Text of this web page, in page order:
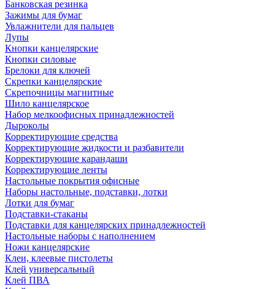
Банковская резинка
Зажимы для бумаг
Увлажнители для пальцев
Лупы
Кнопки канцелярские
Кнопки силовые
Брелоки для ключей
Скрепки канцелярские
Скрепочницы магнитные
Шило канцелярское
Набор мелкоофисных принадлежностей
Дыроколы
Корректирующие средства
Корректирующие жидкости и разбавители
Корректирующие карандаши
Корректирующие ленты
Настольные покрытия офисные
Наборы настольные, подставки, лотки
Лотки для бумаг
Подставки-стаканы
Подставки для канцелярских принадлежностей
Настольные наборы с наполнением
Ножи канцелярские
Клеи, клеевые пистолеты
Клей универсальный
Клей ПВА